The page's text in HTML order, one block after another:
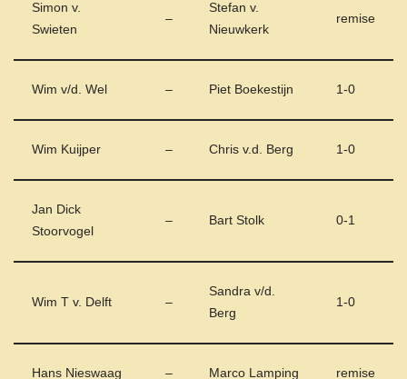
Simon v.
Swieten
–
Stefan v.
Nieuwkerk
remise
Wim v/d. Wel – Piet Boekestijn 1-0
Wim Kuijper – Chris v.d. Berg 1-0
Jan Dick
Stoorvogel
– Bart Stolk 0-1
Wim T v. Delft –
Sandra v/d.
Berg
1-0
Hans Nieswaag – Marco Lamping remise